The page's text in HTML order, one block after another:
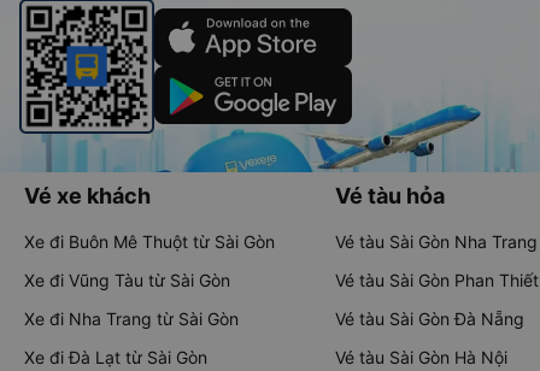
Vé xe khách
Xe đi Buôn Mê Thuột từ Sài Gòn
Xe đi Vũng Tàu từ Sài Gòn
Xe đi Nha Trang từ Sài Gòn
Xe đi Đà Lạt từ Sài Gòn
Vé tàu hỏa
Vé tàu Sài Gòn Nha Trang
Vé tàu Sài Gòn Phan Thiết
Vé tàu Sài Gòn Đà Nẵng
Vé tàu Sài Gòn Hà Nội